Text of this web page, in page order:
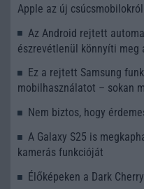
Apple az új csúcsmobilokról
Az Android rejtett
észrevétlenül könnyíti meg
Ez a rejtett Samsung
mobilhasználatot – sokan
Nem biztos, hogy
A Galaxy S25 is
kamerás funkcióját
Élőképeken a Dark